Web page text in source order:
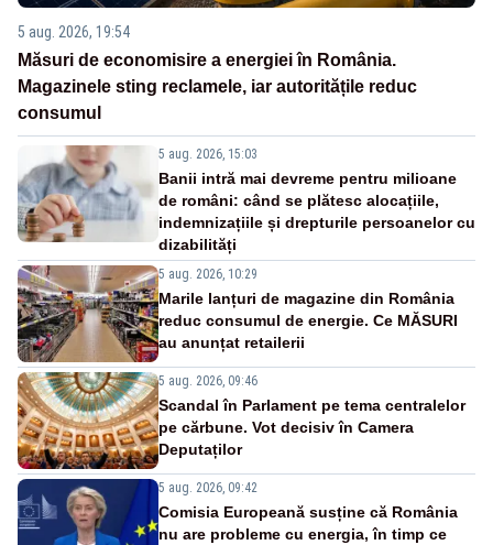
5 aug. 2026, 19:54
Măsuri de economisire a energiei în România.
Magazinele sting reclamele, iar autoritățile reduc
consumul
5 aug. 2026, 15:03
Banii intră mai devreme pentru milioane
de români: când se plătesc alocațiile,
indemnizațiile și drepturile persoanelor cu
dizabilități
5 aug. 2026, 10:29
Marile lanțuri de magazine din România
reduc consumul de energie. Ce MĂSURI
au anunțat retailerii
5 aug. 2026, 09:46
Scandal în Parlament pe tema centralelor
pe cărbune. Vot decisiv în Camera
Deputaților
5 aug. 2026, 09:42
Comisia Europeană susține că România
nu are probleme cu energia, în timp ce